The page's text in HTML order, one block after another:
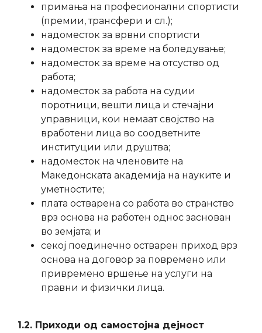
примања на професионални спортисти
(премии, трансфери и сл.);
надоместок за врвни спортисти
надоместок за време на боледување;
надоместок за време на отсуство од
работа;
надоместок за работа на судии
поротници, вешти лица и стечајни
управници, кои немаат својство на
вработени лица во соодветните
институции или друштва;
надоместок на членовите на
Македонската академија на науките и
уметностите;
плата остварена со работа во странство
врз основа на работен однос заснован
во земјата; и
секој поединечно остварен приход врз
основа на договор за повремено или
привремено вршење на услуги на
правни и физички лица.
1.2. Приходи од самостојна дејност